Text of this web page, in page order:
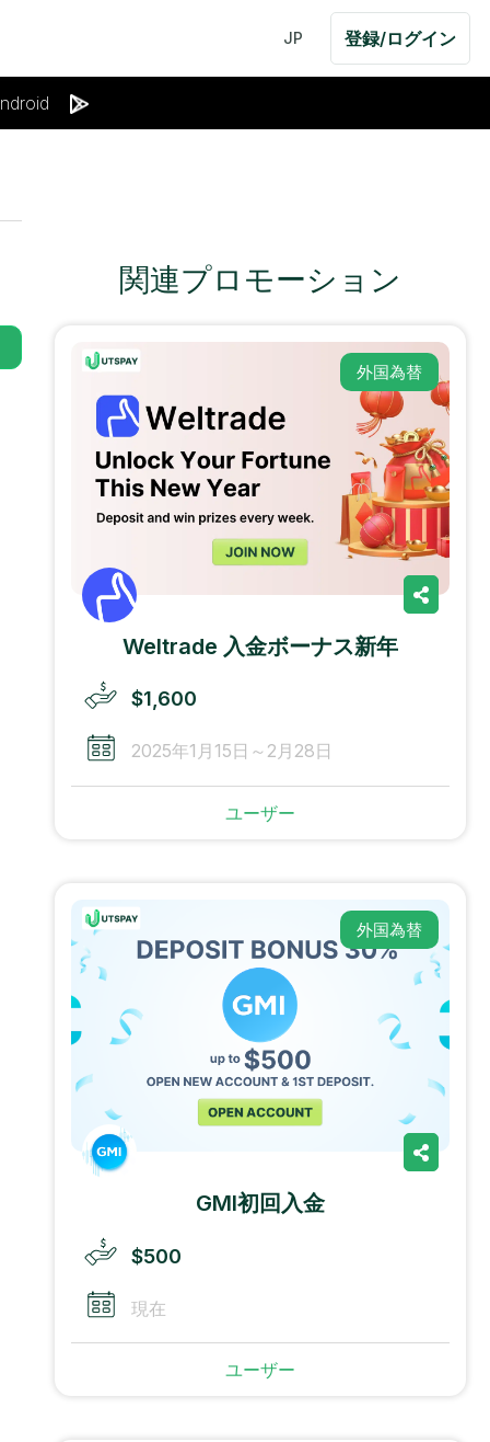
JP 登録/ログイン
関連プロモーション
外国為替
Weltrade 入金ボーナス新年
$1,600
2025年1月15日～2月28日
ユーザー
外国為替
GMI初回入金
$500
現在
ユーザー